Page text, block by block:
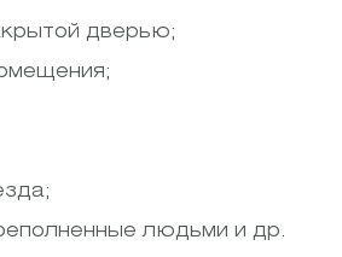
дверью;
людьми и др.